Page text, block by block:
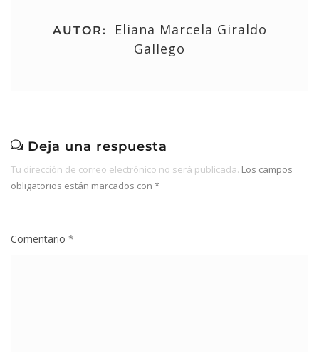
AUTOR:
Eliana Marcela Giraldo
Gallego
Deja una respuesta
Tu dirección de correo electrónico no será publicada. Los campos
obligatorios están marcados con *
Comentario *